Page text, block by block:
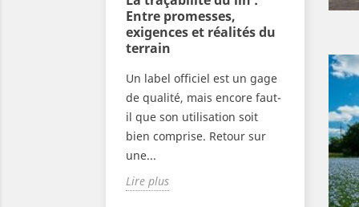
Entre promesses,
exigences et réalités du
terrain
Un label officiel est un gage
de qualité, mais encore faut-
il que son utilisation soit
bien comprise. Retour sur
une...
Lire plus
être :
Fermez
et si
éloge à
plante
Lire plus